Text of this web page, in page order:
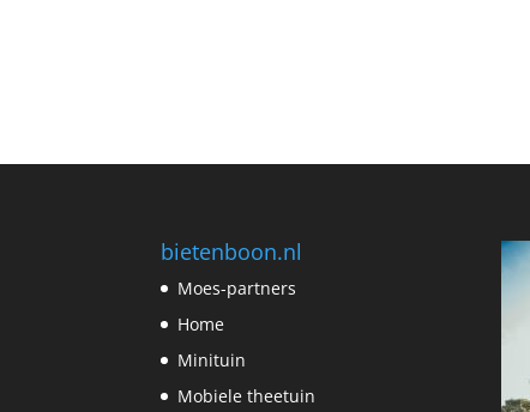
bietenboon.nl
Moes-partners
Home
Minituin
Mobiele theetuin